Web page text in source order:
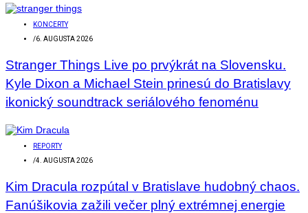
KONCERTY
/6. AUGUSTA 2026
Stranger Things Live po prvýkrát na Slovensku.
Kyle Dixon a Michael Stein prinesú do Bratislavy
ikonický soundtrack seriálového fenoménu
REPORTY
/4. AUGUSTA 2026
Kim Dracula rozpútal v Bratislave hudobný chaos.
Fanúšikovia zažili večer plný extrémnej energie